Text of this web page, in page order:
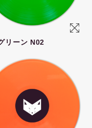
リーン N02